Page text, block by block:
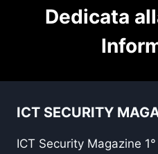
Dedicata
ICT SECURITY
ICT Security Magazine